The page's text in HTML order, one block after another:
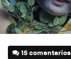
15 comentarios